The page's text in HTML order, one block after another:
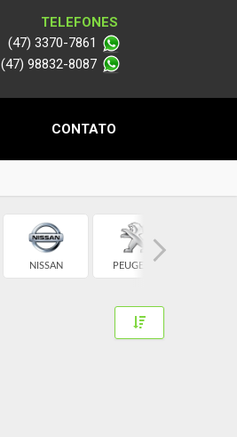
TELEFONES
(47) 3370-7861
(47) 98832-8087
CONTATO
NISSAN PEUGEOT
Toggle